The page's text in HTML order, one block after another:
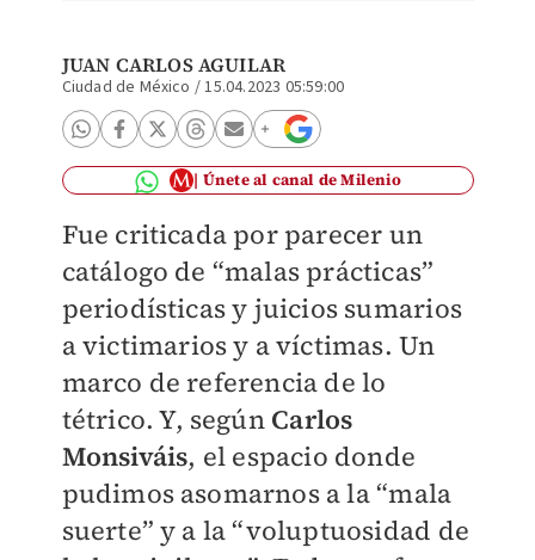
JUAN CARLOS AGUILAR
Ciudad de México /15.04.2023 05:59:00
Únete al canal de Milenio
Fue criticada por parecer un
catálogo de “malas prácticas”
periodísticas y juicios sumarios
a victimarios y a víctimas. Un
marco de referencia de lo
tétrico. Y, según Carlos
Monsiváis, el espacio donde
pudimos asomarnos a la “mala
suerte” y a la “voluptuosidad de